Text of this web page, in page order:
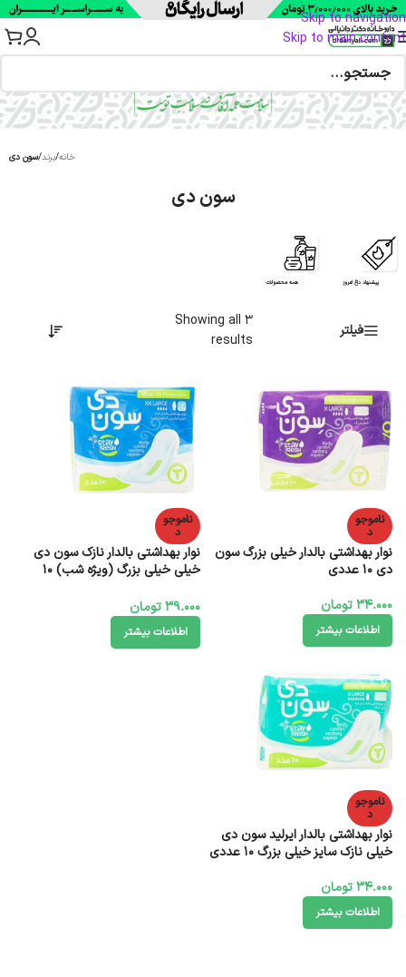
Skip to navigation
Skip to main content
سون دی
خانه/برند/سون دی
پیشنهاد داغ امروز همه محصولات
فیلتر
Showing all 3
results
ناموجو
د
نوار بهداشتی بالدار خیلی بزرگ سون
دی 10 عددی
34.000تومان
اطلاعات بیشتر
ناموجو
د
نوار بهداشتی بالدار نازک سون دی
خیلی خیلی بزرگ (ویژه شب) 10
39.000تومان
اطلاعات بیشتر
ناموجو
د
نوار بهداشتی بالدار ایرلید سون دی
خیلی نازک سایز خیلی بزرگ 10 عددی
34.000تومان
اطلاعات بیشتر